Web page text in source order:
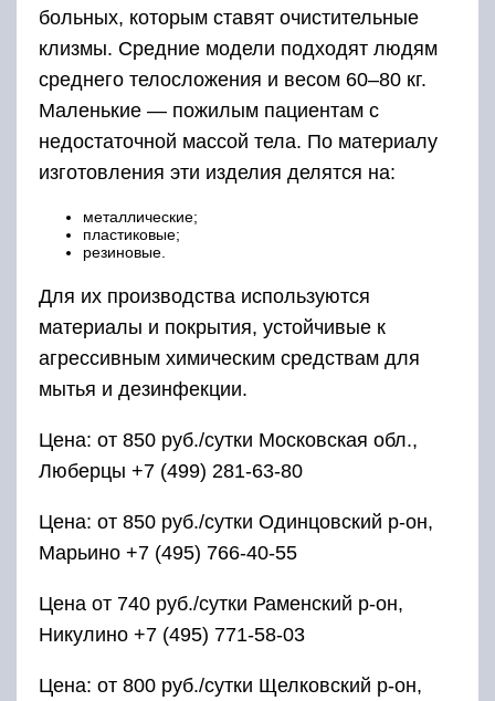
больных, которым ставят очистительные
клизмы. Средние модели подходят людям
среднего телосложения и весом 60–80 кг.
Маленькие — пожилым пациентам с
недостаточной массой тела. По материалу
изготовления эти изделия делятся на:
металлические;
пластиковые;
резиновые.
Для их производства используются
материалы и покрытия, устойчивые к
агрессивным химическим средствам для
мытья и дезинфекции.
Цена: от 850 руб./сутки Московская обл.,
Люберцы +7 (499) 281-63-80
Цена: от 850 руб./сутки Одинцовский р-он,
Марьино +7 (495) 766-40-55
Цена от 740 руб./сутки Раменский р-он,
Никулино +7 (495) 771-58-03
Цена: от 800 руб./сутки Щелковский р-он,